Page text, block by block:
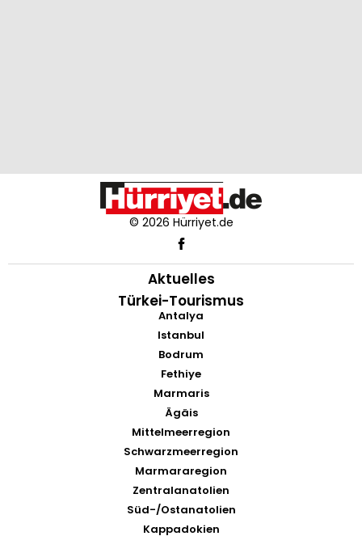
© 2026 Hürriyet.de
Aktuelles
Türkei-Tourismus
Antalya
Istanbul
Bodrum
Fethiye
Marmaris
Ägäis
Mittelmeerregion
Schwarzmeerregion
Marmararegion
Zentralanatolien
Süd-/Ostanatolien
Kappadokien